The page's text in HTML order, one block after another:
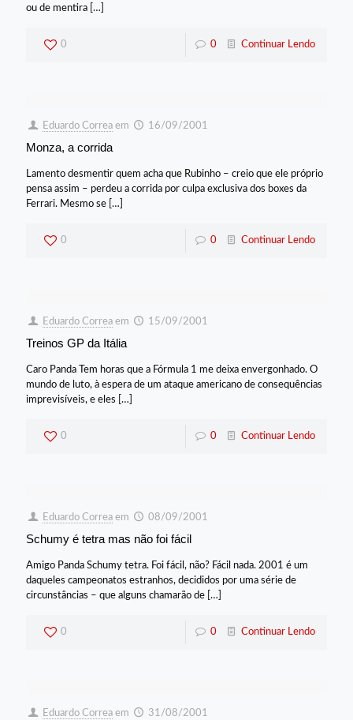
ou de mentira […]
0 0 Continuar Lendo
Eduardo Correa em 16/09/2001
Monza, a corrida
Lamento desmentir quem acha que Rubinho – creio que ele próprio
pensa assim – perdeu a corrida por culpa exclusiva dos boxes da
Ferrari. Mesmo se […]
0 0 Continuar Lendo
Eduardo Correa em 15/09/2001
Treinos GP da Itália
Caro Panda Tem horas que a Fórmula 1 me deixa envergonhado. O
mundo de luto, à espera de um ataque americano de consequências
imprevisíveis, e eles […]
0 0 Continuar Lendo
Eduardo Correa em 08/09/2001
Schumy é tetra mas não foi fácil
Amigo Panda Schumy tetra. Foi fácil, não? Fácil nada. 2001 é um
daqueles campeonatos estranhos, decididos por uma série de
circunstâncias – que alguns chamarão de […]
0 0 Continuar Lendo
Eduardo Correa em 31/08/2001